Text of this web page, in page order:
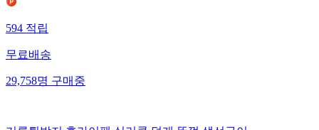
594 적립
무료배송
29,758명 구매중